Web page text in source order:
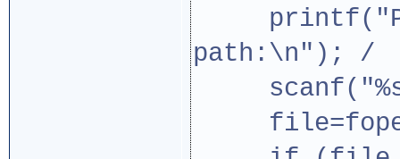
path:\n"); /